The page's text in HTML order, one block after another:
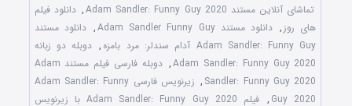
تماشای آنلاین مستند Adam Sandler: Funny Guy 2020
, دانلود فیلم
های روز , دانلود مستند Adam Sandler Funny Guy , دانلود مستند
Adam Sandler: Funny Guy آدام سندلر: مرد بامزه
, دوبله دو زبانه
Adam Sandler: Funny Guy 2020
,
دوبله فارسی فیلم مستند Adam
Sandler: Funny Guy 2020
,
زیرنویس فارسی Adam Sandler: Funny
Guy 2020
, فیلم Adam Sandler: Funny Guy 2020 با زیرنویس